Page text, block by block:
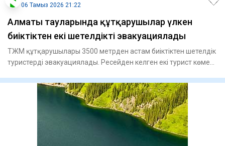
06 Тамыз 2026 21:22
Алматы тауларында құтқарушылар үлкен
биіктіктен екі шетелдікті эвакуациялады
ТЖМ құтқарушылары 3500 метрден астам биіктіктен шетелдік
туристерді эвакуациялады. Ресейден келген екі турист көмек